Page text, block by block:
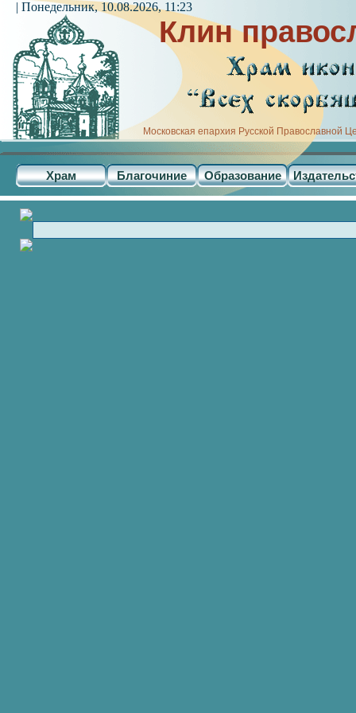
Клин
Московская епархия Русской Православной
Храм Благочиние Образование
| Понедельник, 10.08.2026, 11:23